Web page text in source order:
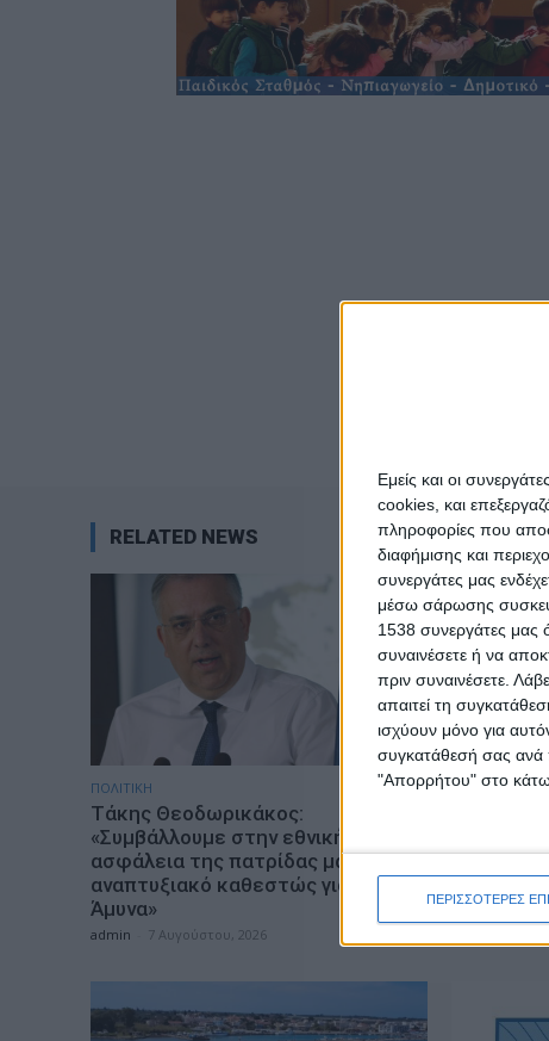
Εμείς και οι
cookies, και
πληροφορίες που
διαφήμισης και
συνεργάτες μας
μέσω σάρωσης
1538 συνεργάτες μας
συναινέσετε ή να
πριν συναινέσετε.
απαιτεί τη
ισχύουν μόνο για
συγκατάθεσή σας ανά
"Απορρήτου" στο κάτω
ΠΕΡΙΣΣΟΤΕΡΕΣ
RELATED NEWS
ΠΟΛΙΤΙΚΗ
Τάκης Θεοδωρικάκος:
«Συμβάλλουμε στην εθνική
ασφάλεια της πατρίδας μας με νέο
αναπτυξιακό καθεστώς για την
Άμυνα»
admin 7 Αυγούστου, 2026
ΕΠΙΚΑΙΡΟΤΗΤΑ
έτος